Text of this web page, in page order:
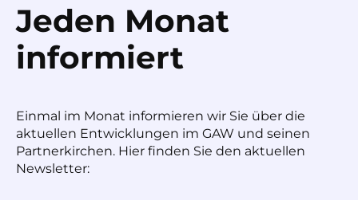
Jeden Monat
informiert
Einmal im Monat informieren wir Sie über die
aktuellen Entwicklungen im GAW und seinen
Partnerkirchen. Hier finden Sie den aktuellen
Newsletter: